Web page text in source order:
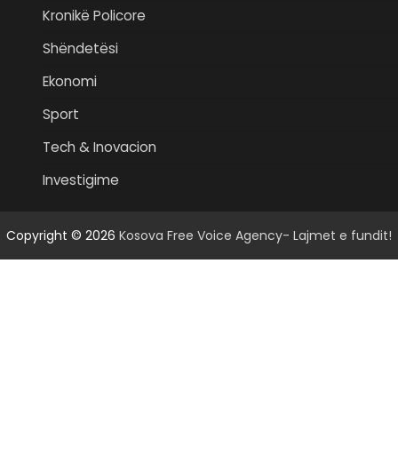
Kronikë Policore
Shëndetësi
Ekonomi
Sport
Tech & Inovacion
Investigime